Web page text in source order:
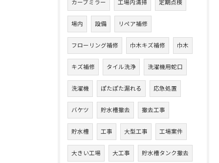
カーブミラー 工場内清掃 定期点検
場内 設備 リペア補修
フローリング補修 巾木キズ補修 巾木
キズ補修 タイル洗浄 洗濯機用蛇口
洗濯機 ぽたぽた漏れる 応急処置
バケツ 貯水槽撤去 撤去工事
貯水槽 工事 大型工事 工場案件
大きい工場 大工事 貯水槽タンク撤去